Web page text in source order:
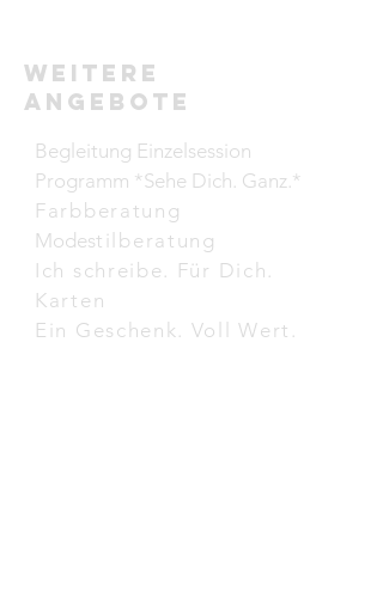
Begleitung Einzelsession
Programm *Sehe Dich. Ganz.*
Farbberatung
Modestilberatung
Ich schreibe. Für Dich.
Karten
Ein Geschenk. Voll Wert.
weitere
Angebote